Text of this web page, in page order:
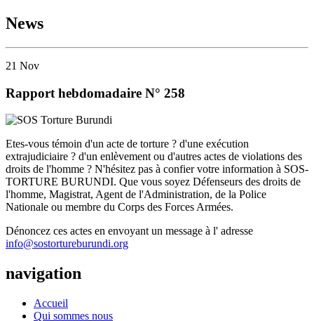
News
21 Nov
Rapport hebdomadaire N° 258
Etes-vous témoin d'un acte de torture ? d'une exécution
extrajudiciaire ? d'un enlèvement ou d'autres actes de violations des
droits de l'homme ? N'hésitez pas à confier votre information à SOS-
TORTURE BURUNDI. Que vous soyez Défenseurs des droits de
l'homme, Magistrat, Agent de l'Administration, de la Police
Nationale ou membre du Corps des Forces Armées.
Dénoncez ces actes en envoyant un message à l' adresse
info@sostortureburundi.org
navigation
Accueil
Qui sommes nous